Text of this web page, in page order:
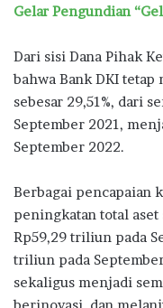
Gelar Pengundian
Dari sisi Dana Pihak
bahwa Bank DKI
sebesar 29,51%, dari
September 2021,
September 2022.
Berbagai pencapaian
peningkatan total aset
Rp59,29 triliun pada
triliun pada
sekaligus menjadi